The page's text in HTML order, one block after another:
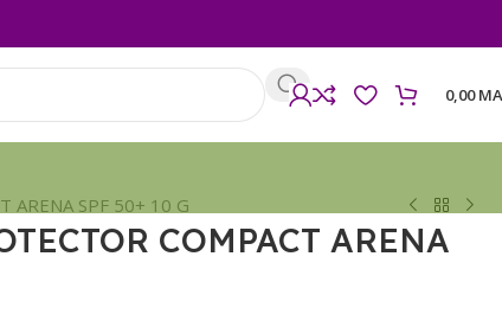
0,00
ARENA SPF 50+ 10 G
COMPACT ARENA